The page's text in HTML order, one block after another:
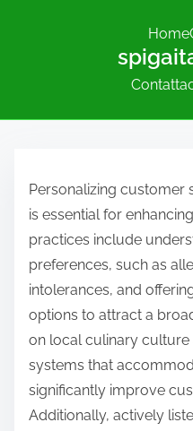
Home
Personalizing customer
is essential for
practices include
preferences, such as
intolerances, and
options to attract a
on local culinary culture
systems that
significantly improve
Additionally, actively